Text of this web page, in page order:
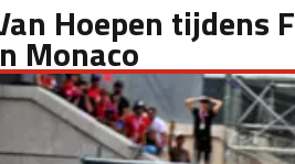
Hoepen tijdens
Monaco